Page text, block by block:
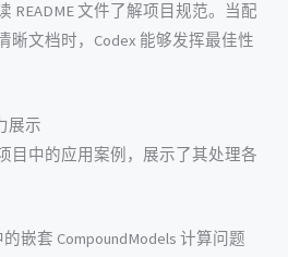
README 文件了解项目规范。当配
晰文档时，Codex 能够发挥最佳性
展示
目中的应用案例，展示了其处理各
嵌套 CompoundModels 计算问题